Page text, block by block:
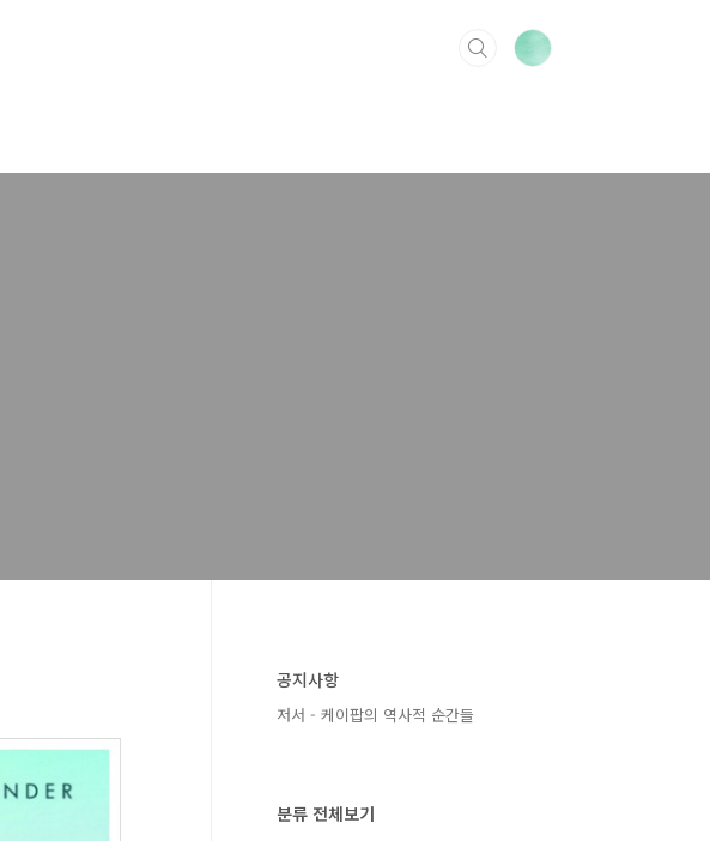
공지사항
저서 - 케이팝의 역사적 순간들
분류 전체보기